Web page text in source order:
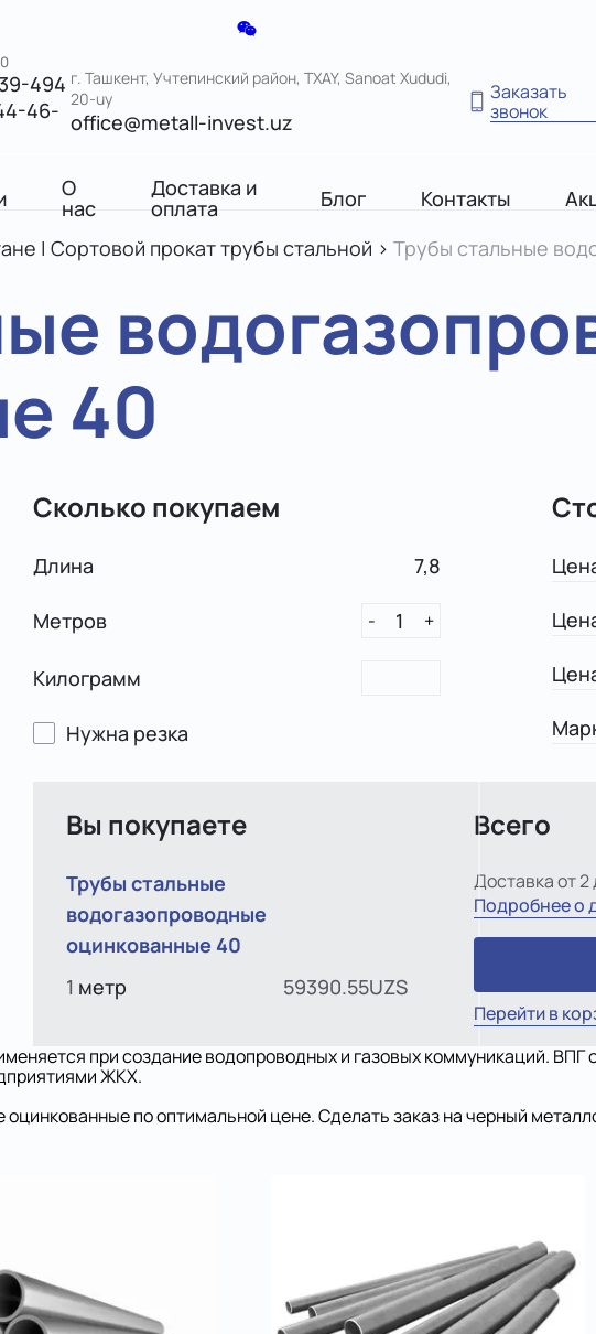
494
46-
г. Ташкент, Учтепинский район, TXAY, Sanoat Xududi,
20-uy
office@metall-invest.uz
Заказать
звонок
О
нас
Доставка и
оплата Блог Контакты
| Сортовой прокат трубы стальной > Трубы стальные
40
Сколько покупаем
Длина 7,8
Метров - 1 +
Килограмм
Нужна резка
Вы покупаете
Трубы стальные
водогазопроводные
оцинкованные 40
1 метр 59390.55UZS
Всего
Доставка от 2
Подробнее о
Перейти в
при создание водопроводных и газовых коммуникаций.
ЖКХ.
по оптимальной цене. Сделать заказ на черный